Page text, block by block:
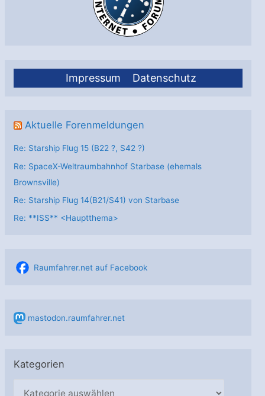
Impressum Datenschutz
Aktuelle Forenmeldungen
Re: Starship Flug 15 (B22 ?, S42 ?)
Re: SpaceX-Weltraumbahnhof Starbase (ehemals
Brownsville)
Re: Starship Flug 14(B21/S41) von Starbase
Re: **ISS** <Hauptthema>
Raumfahrer.net auf Facebook
mastodon.raumfahrer.net
Kategorien